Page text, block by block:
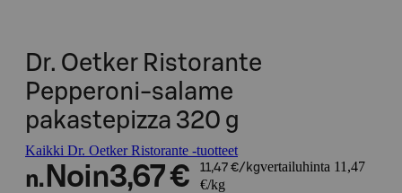
Dr. Oetker Ristorante
Pepperoni-salame
pakastepizza 320 g
Kaikki Dr. Oetker Ristorante -tuotteet
n. Noin3,67 € 11,47 €/kgvertailuhinta 11,47
€/kg